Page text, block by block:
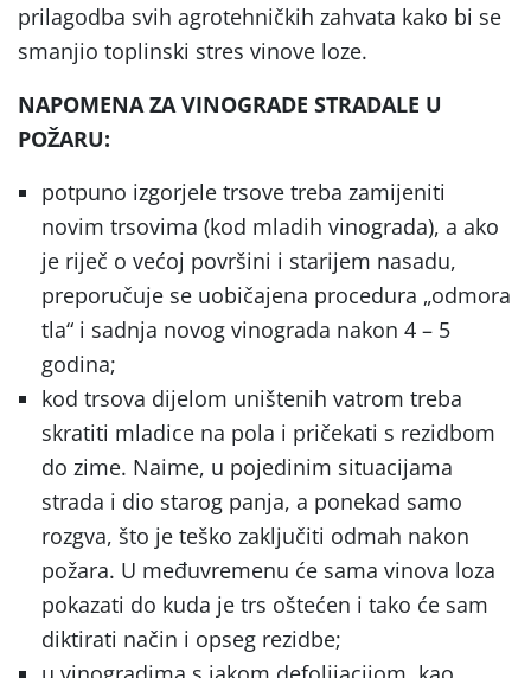
prilagodba svih agrotehničkih zahvata kako bi se
smanjio toplinski stres vinove loze.
NAPOMENA ZA VINOGRADE STRADALE U
POŽARU:
potpuno izgorjele trsove treba zamijeniti
novim trsovima (kod mladih vinograda), a ako
je riječ o većoj površini i starijem nasadu,
preporučuje se uobičajena procedura „odmora
tla“ i sadnja novog vinograda nakon 4 – 5
godina;
kod trsova dijelom uništenih vatrom treba
skratiti mladice na pola i pričekati s rezidbom
do zime. Naime, u pojedinim situacijama
strada i dio starog panja, a ponekad samo
rozgva, što je teško zaključiti odmah nakon
požara. U međuvremenu će sama vinova loza
pokazati do kuda je trs oštećen i tako će sam
diktirati način i opseg rezidbe;